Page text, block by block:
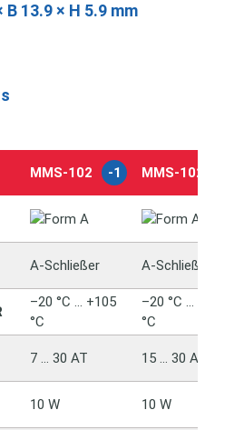
13.9 × H 5.9 mm
MMS-102 -1 MMS-102
A-Schließer A-Schließer
–20 °C … +105
°C
–20 °C … +105
°C
7 … 30 AT 15 … 30 AT
10 W 10 W